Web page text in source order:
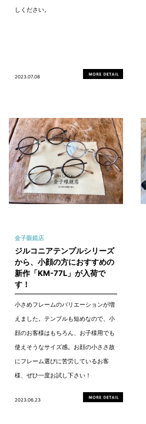
しください。
2023.07.08
金子眼鏡店
ジルコニアテンプルシリーズ
から、小顔の方におすすめの
新作「KM-77L」が入荷で
す！
小さめフレームのバリエーションが増
えました。テンプルも短めなので、小
顔のお客様はもちろん、お子様用でも
使えそうなサイズ感。お顔の小ささ故
にフレーム選びに苦労しているお客
様、ぜひ一度お試し下さい！
2023.06.23